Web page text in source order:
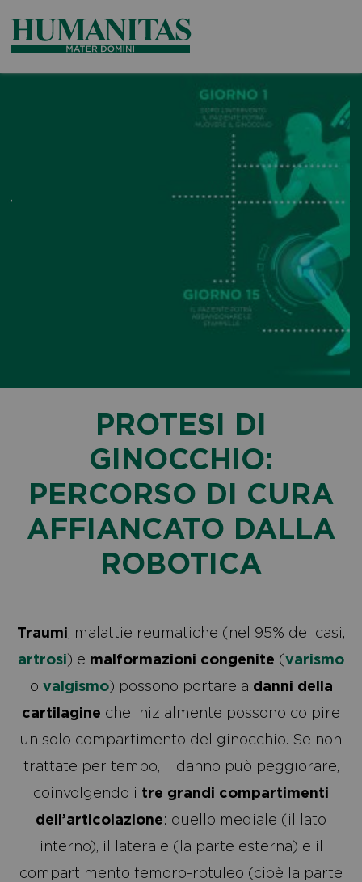
PROTESI DI
GINOCCHIO:
PERCORSO DI CURA
AFFIANCATO DALLA
ROBOTICA
Traumi, malattie reumatiche (nel 95% dei casi,
artrosi) e malformazioni congenite (varismo
o valgismo) possono portare a danni della
cartilagine che inizialmente possono colpire
un solo compartimento del ginocchio. Se non
trattate per tempo, il danno può peggiorare,
coinvolgendo i tre grandi compartimenti
dell’articolazione: quello mediale (il lato
interno), il laterale (la parte esterna) e il
compartimento femoro-rotuleo (cioè la parte